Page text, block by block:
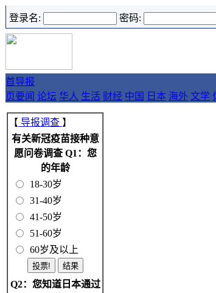
登录名: 密码:
首
页
导报
要闻 论坛 华人 生活 财经 中国 日本 海外 文学
【 导报调查 】
有关新冠疫苗接种意
愿问卷调查 Q1：您
的年龄
18-30岁
31-40岁
41-50岁
51-60岁
60岁及以上
Q2：您知道日本通过